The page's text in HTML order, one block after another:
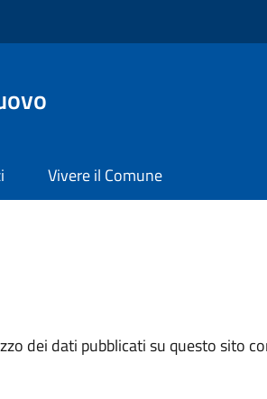
Vivere il Comune
dei dati pubblicati su questo sito